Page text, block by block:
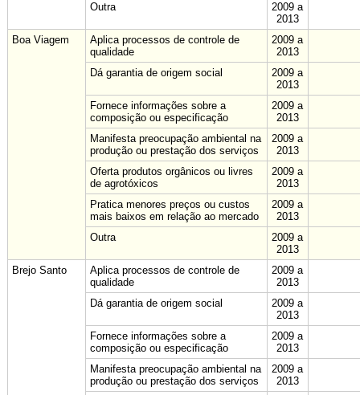
Outra
2009 a
2013
Boa Viagem
Aplica processos de controle de
qualidade
2009 a
2013
Dá garantia de origem social
2009 a
2013
Fornece informações sobre a
composição ou especificação
2009 a
2013
Manifesta preocupação ambiental na
produção ou prestação dos serviços
2009 a
2013
Oferta produtos orgânicos ou livres
de agrotóxicos
2009 a
2013
Pratica menores preços ou custos
mais baixos em relação ao mercado
2009 a
2013
Outra
2009 a
2013
Brejo Santo
Aplica processos de controle de
qualidade
2009 a
2013
Dá garantia de origem social
2009 a
2013
Fornece informações sobre a
composição ou especificação
2009 a
2013
Manifesta preocupação ambiental na
produção ou prestação dos serviços
2009 a
2013